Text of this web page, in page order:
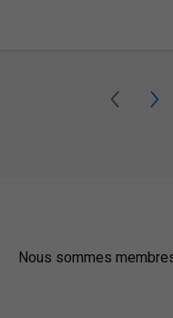
YOUR DEPOSITS PDF
Nous sommes